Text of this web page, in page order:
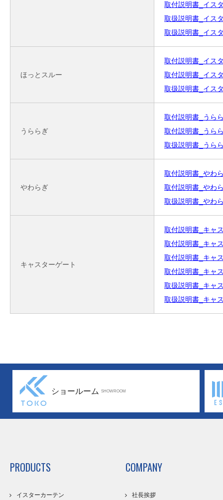
取付説明書_イス
取扱説明書_イス
取扱説明書_イス
ほっとスルー
取付説明書_イス
取付説明書_イス
取扱説明書_イス
うららぎ
取付説明書_うら
取付説明書_うら
取扱説明書_うら
やわらぎ
取付説明書_やわ
取付説明書_やわ
取扱説明書_やわ
キャスターゲート
取付説明書_キャ
取付説明書_キャ
取付説明書_キャ
取付説明書_キャ
取扱説明書_キャ
取扱説明書_キャ
ショールーム SHOWROOM
PRODUCTS
イスターカーテン
COMPANY
社長挨拶